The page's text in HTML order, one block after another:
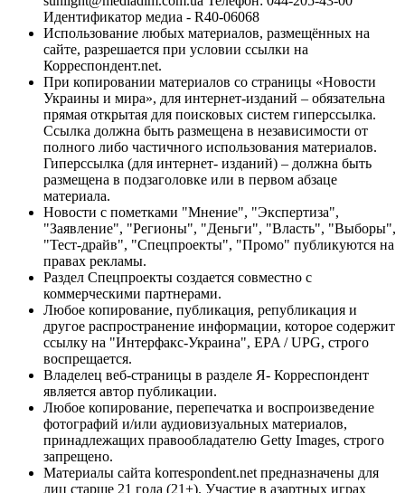
Идентификатор медиа - R40-06068
Использование любых материалов, размещённых на
сайте, разрешается при условии ссылки на
Корреспондент.net.
При копировании материалов со страницы «Новости
Украины и мира», для интернет-изданий – обязательна
прямая открытая для поисковых систем гиперссылка.
Ссылка должна быть размещена в независимости от
полного либо частичного использования материалов.
Гиперссылка (для интернет- изданий) – должна быть
размещена в подзаголовке или в первом абзаце
материала.
Новости с пометками "Мнение", "Экспертиза",
"Заявление", "Регионы", "Деньги", "Власть", "Выборы",
"Тест-драйв", "Спецпроекты", "Промо" публикуются на
правах рекламы.
Раздел Спецпроекты создается совместно с
коммерческими партнерами.
Любое копирование, публикация, републикация и
другое распространение информации, которое содержит
ссылку на "Интерфакс-Украина", EPA / UPG, строго
воспрещается.
Владелец веб-страницы в разделе Я- Корреспондент
является автор публикации.
Любое копирование, перепечатка и воспроизведение
фотографий и/или аудиовизуальных материалов,
принадлежащих правообладателю Getty Images, строго
запрещено.
Материалы сайта korrespondent.net предназначены для
лиц старше 21 года (21+). Участие в азартных играх